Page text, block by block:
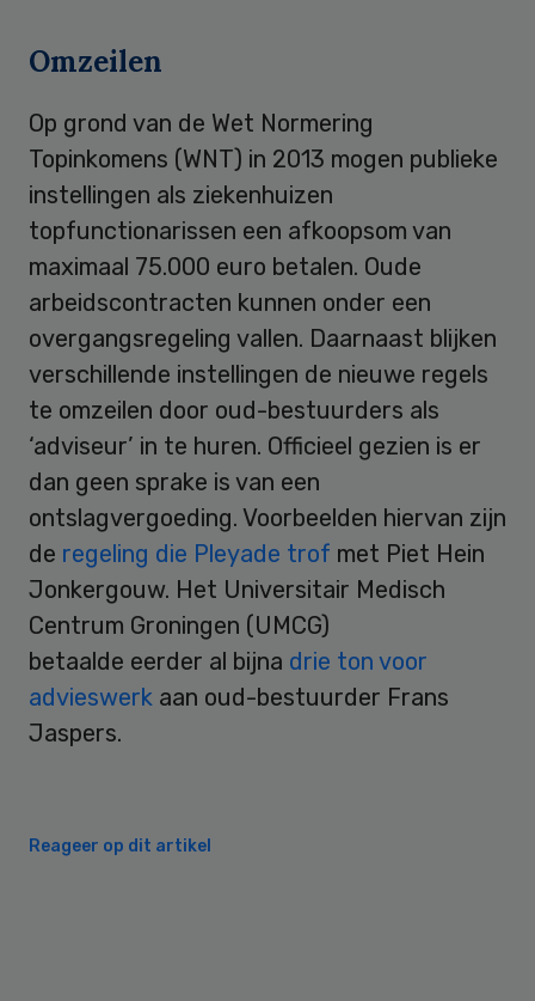
Omzeilen
Op grond van de Wet Normering
Topinkomens (WNT) in 2013 mogen publieke
instellingen als ziekenhuizen
topfunctionarissen een afkoopsom van
maximaal 75.000 euro betalen. Oude
arbeidscontracten kunnen onder een
overgangsregeling vallen. Daarnaast blijken
verschillende instellingen de nieuwe regels
te omzeilen door oud-bestuurders als
‘adviseur’ in te huren. Officieel gezien is er
dan geen sprake is van een
ontslagvergoeding. Voorbeelden hiervan zijn
de regeling die Pleyade trof met Piet Hein
Jonkergouw. Het Universitair Medisch
Centrum Groningen (UMCG)
betaalde eerder al bijna drie ton voor
advieswerk aan oud-bestuurder Frans
Jaspers.
Reageer op dit artikel